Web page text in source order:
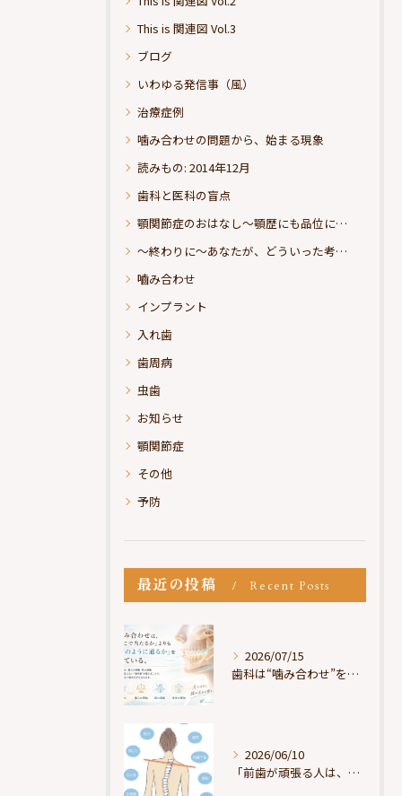
This is 関連図 Vol.3
ブログ
いわゆる発信事（風）
治療症例
噛み合わせの問題から、始まる現象
読みもの: 2014年12月
歯科と医科の盲点
顎関節症のおはなし～顎歴にも品位にこだわりたい
～終わりに～あなたが、どういった考えの治療をお求めになられるのか？
嚙み合わせ
インプラント
入れ歯
歯周病
虫歯
お知らせ
顎関節症
その他
予防
最近の投稿 Recent Posts
2026/07/15
歯科は“噛み合わせ”を見ているが、身体は“通り道”を見ている
2026/06/10
「前歯が頑張る人は、だいたい疲れている」